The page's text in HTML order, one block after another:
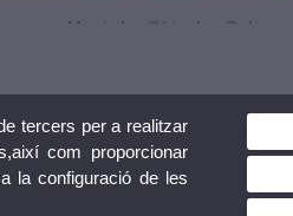
Youtube
Càtedra
tercers per a realitzar
com proporcionar
la configuració de les